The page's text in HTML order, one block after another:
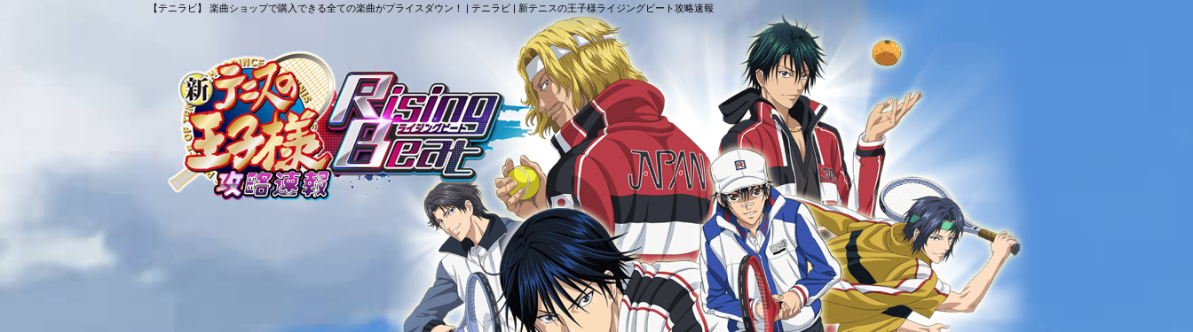
【テニラビ】 楽曲ショップで購入できる全ての楽曲がプライスダウン！ | テニラビ | 新テニスの王子様ライジングビート攻略速報